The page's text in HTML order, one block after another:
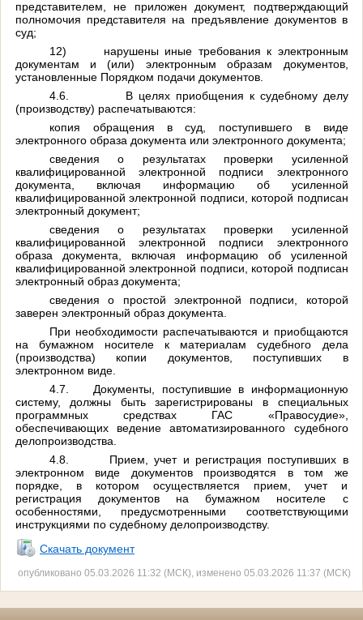
представителем, не приложен документ, подтверждающий
полномочия представителя на предъявление документов в
суд;
12)
нарушены иные требования к электронным
документам и (или) электронным образам документов,
установленные Порядком подачи документов.
4.6.
В целях приобщения к судебному делу
(производству) распечатываются:
копия обращения в суд, поступившего в виде
электронного образа документа или электронного документа;
сведения о результатах проверки усиленной
квалифицированной электронной подписи электронного
документа, включая информацию об усиленной
квалифицированной электронной подписи, которой подписан
электронный документ;
сведения о результатах проверки усиленной
квалифицированной электронной подписи электронного
образа документа, включая информацию об усиленной
квалифицированной электронной подписи, которой подписан
электронный образ документа;
сведения о простой электронной подписи, которой
заверен электронный образ документа.
При необходимости распечатываются и приобщаются
на бумажном носителе к материалам судебного дела
(производства) копии документов, поступивших в
электронном виде.
4.7.
Документы, поступившие в информационную
систему, должны быть зарегистрированы в специальных
программных средствах ГАС «Правосудие»,
обеспечивающих ведение автоматизированного судебного
делопроизводства.
4.8.
Прием, учет и регистрация поступивших в
электронном виде документов производятся в том же
порядке, в котором осуществляется прием, учет и
регистрация документов на бумажном носителе с
особенностями, предусмотренными соответствующими
инструкциями по судебному делопроизводству.
Скачать документ
опубликовано 05.03.2026 11:32 (МСК), изменено 05.03.2026 11:37 (МСК)